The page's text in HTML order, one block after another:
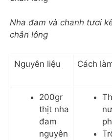
Nha đam và chanh tươi
chân lông
Nguyên liệu Cách
200gr
thịt nha
đam
nguyên